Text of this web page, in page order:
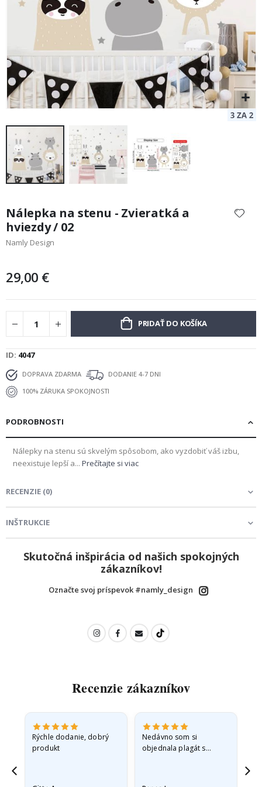
začiatok
galérie
obrázkov
Nálepka na stenu - Zvieratká a
hviezdy / 02
Namly Design
29,00 €
PRIDAŤ DO KOŠÍKA
ID 4047
DOPRAVA ZDARMA
DODANIE 4-7 DNI
100% ZÁRUKA SPOKOJNOSTI
PODROBNOSTI
Nálepky na stenu sú skvelým spôsobom, ako vyzdobiť váš izbu,
neexistuje lepší a... Prečítajte si viac
RECENZIE (0)
INŠTRUKCIE
Skutočná inšpirácia od našich spokojných
zákazníkov!
Označte svoj príspevok #namly_design
Recenzie zákazníkov
Rýchle dodanie, dobrý
produkt
Nedávno som si
objednala plagát s